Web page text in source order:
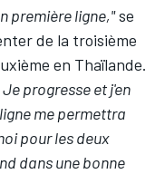
première ligne,"se
de la troisième
en Thaïlande.
progresse et j'en
me permettra
pour les deux
dans une bonne